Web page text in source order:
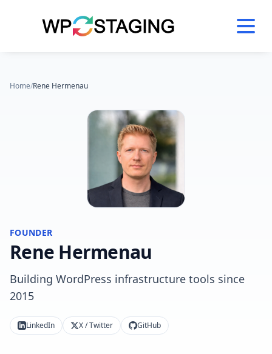
Home/Rene Hermenau
FOUNDER
Rene Hermenau
Building WordPress infrastructure tools since
2015
LinkedIn X / Twitter GitHub